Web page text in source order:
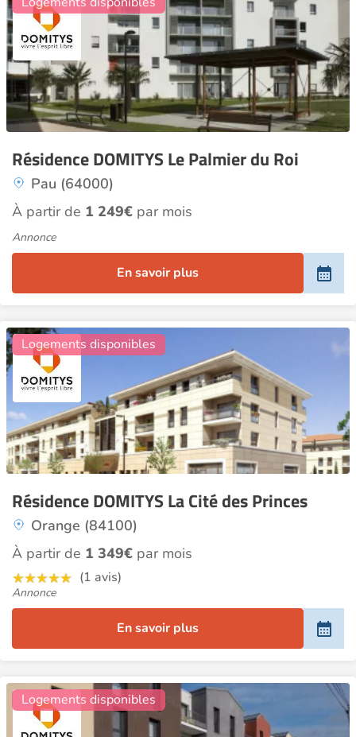
Résidence DOMITYS Le Palmier du Roi
Pau (64000)
À partir de 1 249€ par mois
Annonce
En savoir plus
Résidence DOMITYS La Cité des Princes
Orange (84100)
Logements disponibles
À partir de 1 349€ par mois
(1 avis)
Annonce
En savoir plus
Logements disponibles